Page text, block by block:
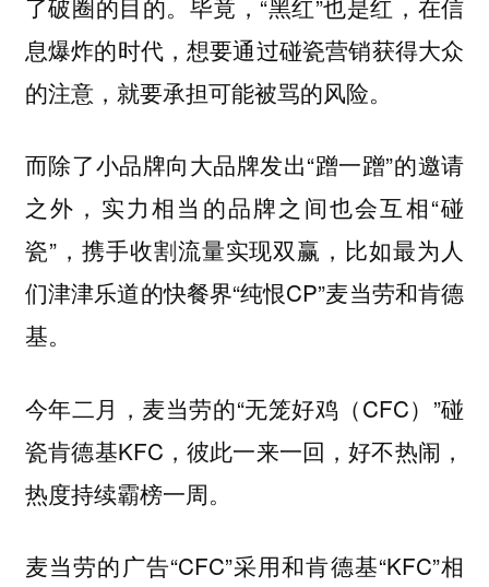
息爆炸的时代，想要通过碰瓷营销获得大众
的注意，就要承担可能被骂的风险。
而除了小品牌向大品牌发出“蹭一蹭”的邀请
之外，实力相当的品牌之间也会互相“碰
瓷”，携手收割流量实现双赢，比如最为人
们津津乐道的快餐界“纯恨CP”麦当劳和肯德
基。
今年二月，麦当劳的“无笼好鸡（CFC）”碰
瓷肯德基KFC，彼此一来一回，好不热闹，
热度持续霸榜一周。
麦当劳的广告“CFC”采用和肯德基“KFC”相